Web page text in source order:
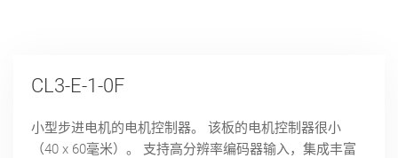
CL3-E-1-0F
小型步进电机的电机控制器。 该板的电机控制器很小
（40 x 60毫米）。 支持高分辨率编码器输入，集成丰富